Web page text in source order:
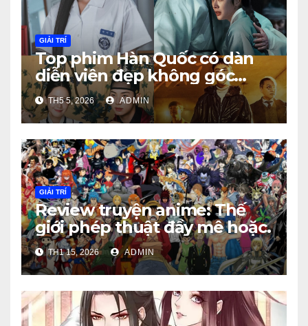
GIẢI TRÍ
Top phim Hàn Quốc có dàn
diễn viên đẹp không góc
chết
TH5 5, 2026 ADMIN
GIẢI TRÍ
Review truyện anime: Thế
giới phép thuật đầy mê hoặc.
TH1 15, 2026 ADMIN